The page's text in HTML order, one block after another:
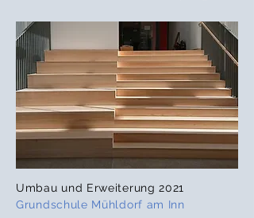
Umbau und Erweiterung 2021
Grundschule Mühldorf am Inn